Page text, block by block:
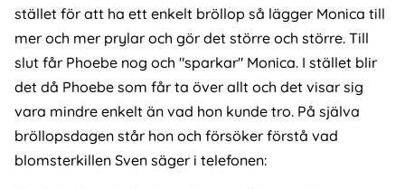
stället för att ha ett enkelt bröllop så lägger Monica till
mer och mer prylar och gör det större och större. Till
slut får Phoebe nog och "sparkar" Monica. I stället blir
det då Phoebe som får ta över allt och det visar sig
vara mindre enkelt än vad hon kunde tro. På själva
bröllopsdagen står hon och försöker förstå vad
blomsterkillen Sven säger i telefonen: